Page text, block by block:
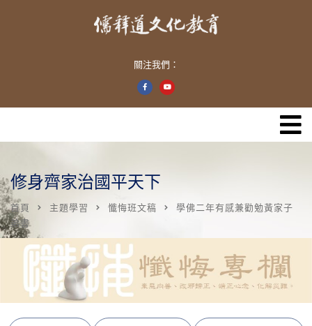
關注我們：
修身齊家治國平天下
首頁 主題學習 懺悔班文稿
學佛二年有感兼勸勉黃家子
弟書